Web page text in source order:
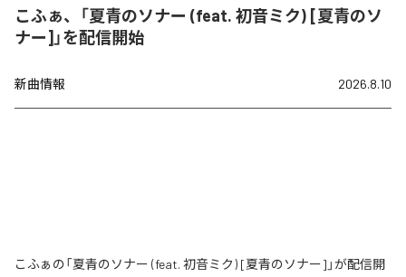
こふぁ、「夏青のソナー (feat. 初音ミク) [夏青のソ
ナー]」を配信開始
新曲情報 2026.8.10
こふぁの「夏青のソナー (feat. 初音ミク) [夏青のソナー]」が配信開